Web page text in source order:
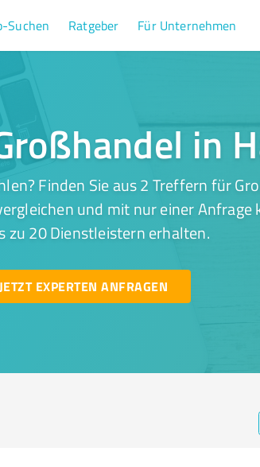
Suchen Ratgeber Für Unternehmen
in
Finden Sie aus 2 Treffern für
und mit nur einer
zu 20 Dienstleistern erhalten.
JETZT EXPERTEN ANFRAGEN